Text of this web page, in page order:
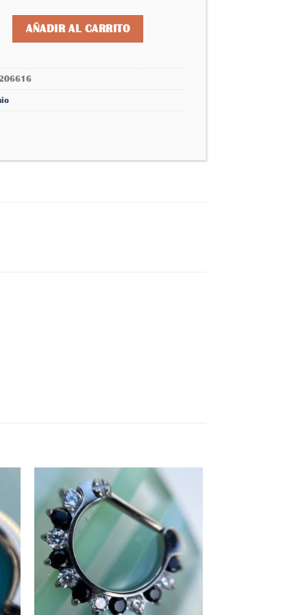
relieve cantidad
AÑADIR AL CARRITO
Añadir
a la
lista
de
deseos